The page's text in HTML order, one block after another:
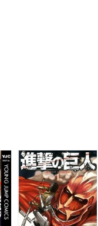
かったです。